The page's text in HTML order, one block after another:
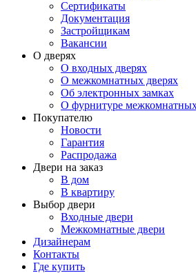
Сертификаты
Документация
Застройщикам
Вакансии
О дверях
О входных дверях
О межкомнатных дверях
Об электронных замках
О фурнитуре
Покупателю
Новости
Гарантия
Распродажа
Двери на заказ
В дом
В квартиру
Выбор двери
Входные двери
Межкомнатные двери
Дизайнерам
Контакты
Где купить